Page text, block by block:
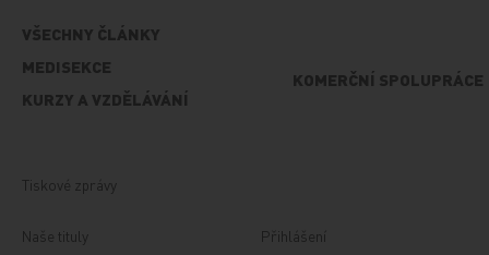
VŠECHNY ČLÁNKY
MEDISEKCE
KURZY A VZDĚLÁVÁNÍ
KOMERČNÍ SPOLUPRÁCE
Tiskové zprávy
Naše tituly
Přihlášení